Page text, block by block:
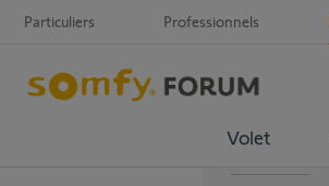
Particuliers Professionnels
Volet